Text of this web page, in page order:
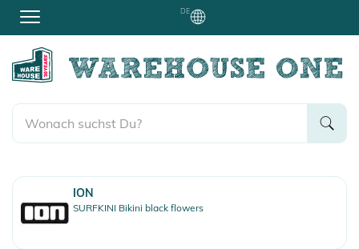
DE
ION
SURFKINI Bikini black flowers